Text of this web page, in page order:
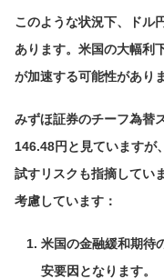
このような状況下、ドル
あります。米国の大幅利
が加速する可能性があり
みずほ証券のチーフ為替
146.48円と見ていますが
試すリスクも指摘してい
考慮しています：
米国の金融緩和期待
安要因となります。